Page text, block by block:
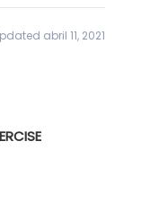
abril 11, 2021